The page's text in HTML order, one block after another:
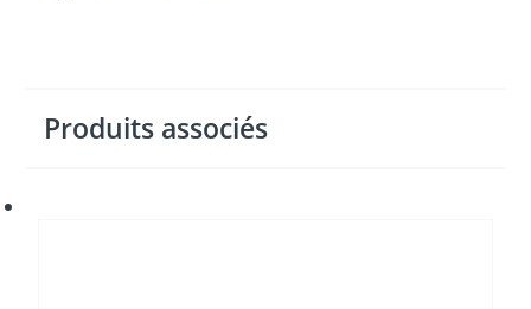
Produits associés